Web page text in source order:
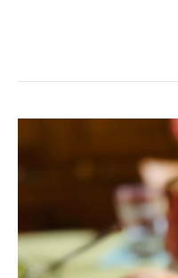
RULLTÅRTA